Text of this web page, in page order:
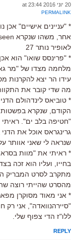
20 יוני 2016 at 23:44
PERMALINK
* "עניינים אישיים"
לאופיר נותר 27
* "פרינסס שואו" הוא
מלחמה מצדו של "מר
עידו הר יצא להקרנות
מה שדי קובר את
* טוביאס לינדהולם
הקודם, שנקרא
"חטיפה בלב ים".
גרינגראס אוכל את
שנראה לי שאני אוותר
* ראיתי את "מוות
בחייו, ועליו הוא זכה
מתקרב לסרט המבריק
מהסרט שהייתי רוצה
* אני מאוד מסוקרן
ללו"ז הדי צפוף שלי.
REPLY